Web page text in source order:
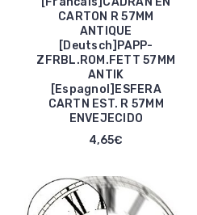
CARTON R 57MM
ANTIQUE
[Deutsch]PAPP-
ZFRBL.ROM.FETT 57MM
ANTIK
[Espagnol]ESFERA
CARTN EST. R 57MM
ENVEJECIDO
4,65€